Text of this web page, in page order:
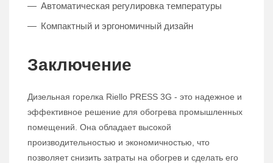
Автоматическая регулировка температуры
Компактный и эргономичный дизайн
Заключение
Дизельная горелка Riello PRESS 3G - это надежное и
эффективное решение для обогрева промышленных
помещений. Она обладает высокой
производительностью и экономичностью, что
позволяет снизить затраты на обогрев и сделать его